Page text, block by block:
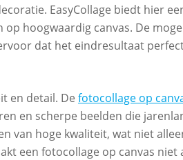
EasyCollage biedt hier
hoogwaardig canvas. De
dat het eindresultaat
en detail. De fotocollage op
en scherpe beelden die
van hoge kwaliteit, wat niet
een fotocollage op canvas niet